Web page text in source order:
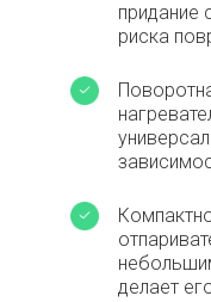
придание
риска
делает